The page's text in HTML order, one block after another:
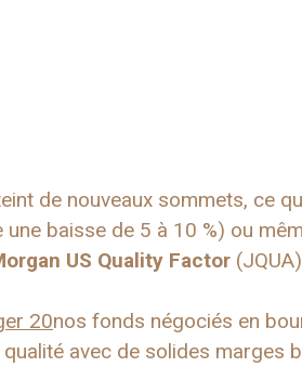
de nouveaux sommets, ce
baisse de 5 à 10 %) ou
US Quality Factor
20nos fonds négociés en
avec de solides marges